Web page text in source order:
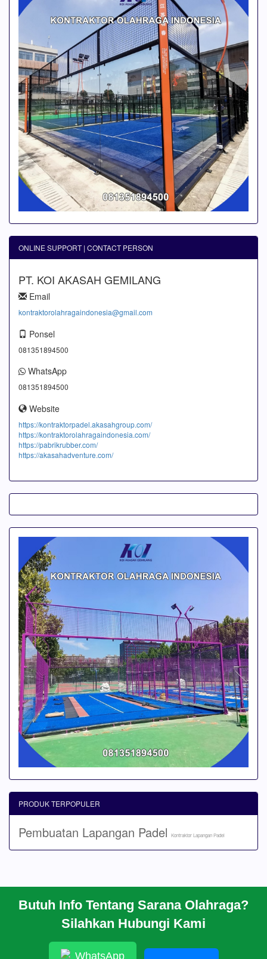
ONLINE SUPPORT | CONTACT PERSON
PT. KOI AKASAH GEMILANG
Email
kontraktorolahragaindonesia@gmail.com
Ponsel
081351894500
WhatsApp
081351894500
Website
https://kontraktorpadel.akasahgroup.com/
https://kontraktorolahragaindonesia.com/
https://pabrikrubber.com/
https://akasahadventure.com/
Butuh Info Tentang Sarana Olahraga?
Silahkan Hubungi Kami
WhatsApp
PRODUK TERPOPULER
Pembuatan Lapangan Padel Kontraktor Lapangan Padel
CARA PESAN